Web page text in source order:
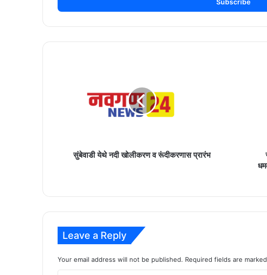
सुंबेवाडी येथे नदी खोलीकरण व रूंदीकरणास प्रारंभ
Leave a Reply
Your email address will not be published. Required fields are marked